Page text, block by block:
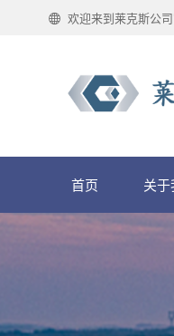
欢迎来到莱克斯公
首页 关于